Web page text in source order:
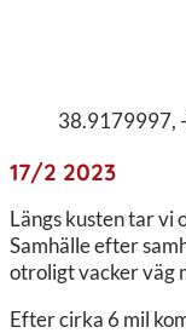
38.9179997,
17/2 2023
Längs kusten tar vi
Samhälle efter
otroligt vacker väg
Efter cirka 6 mil